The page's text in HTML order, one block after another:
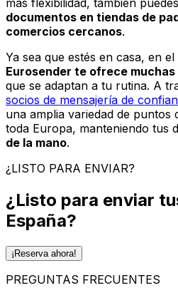
más flexibilidad, también puedes
documentos en tiendas de
comercios cercanos.
Ya sea que estés en casa, en
Eurosender te ofrece
que se adaptan a tu rutina. A
socios de mensajería de
una amplia variedad de puntos
toda Europa, manteniendo tus
de la mano.
¿LISTO PARA ENVIAR?
¿Listo para enviar
España?
¡Reserva ahora!
PREGUNTAS FRECUENTES